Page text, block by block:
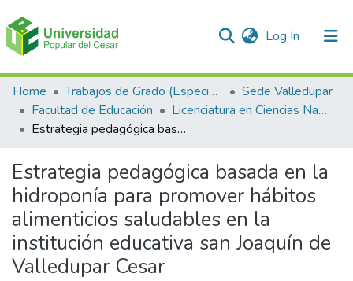
Log In (current)
Communities & Collections
All of DSpace
Home Trabajos de Grado (Especializaciones y Pregrados)
Sede Valledupar
Facultad de Educación
Licenciatura en Ciencias Naturales y Educación Ambiental.
Estrategia pedagógica basada en la hidroponía para promover hábitos alimenticios saludables en la institución educativa san Joaquín de Valledupar Cesar
Estrategia pedagógica basada en la
hidroponía para promover hábitos
alimenticios saludables en la
institución educativa san Joaquín de
Valledupar Cesar